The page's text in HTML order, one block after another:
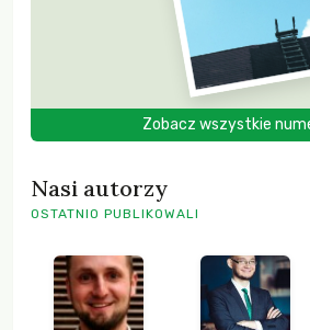
Zobacz wszystkie
Nasi autorzy
OSTATNIO PUBLIKOWALI